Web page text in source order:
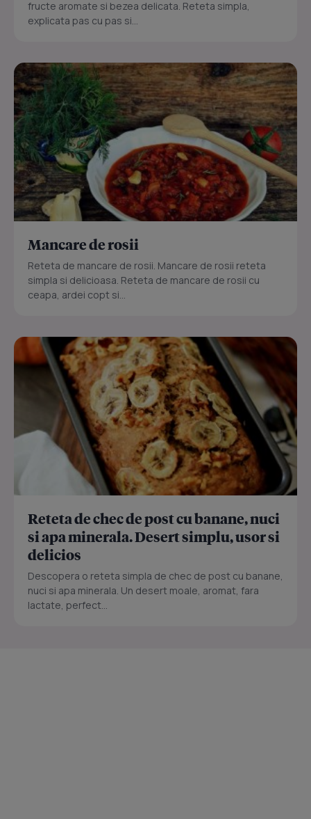
fructe aromate si bezea delicata. Reteta simpla,
explicata pas cu pas si...
Mancare de rosii
Reteta de mancare de rosii. Mancare de rosii reteta
simpla si delicioasa. Reteta de mancare de rosii cu
ceapa, ardei copt si...
Reteta de chec de post cu banane, nuci
si apa minerala. Desert simplu, usor si
delicios
Descopera o reteta simpla de chec de post cu banane,
nuci si apa minerala. Un desert moale, aromat, fara
lactate, perfect...